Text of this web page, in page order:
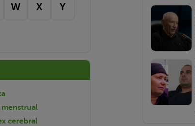
W X Y
menstrual
cerebral